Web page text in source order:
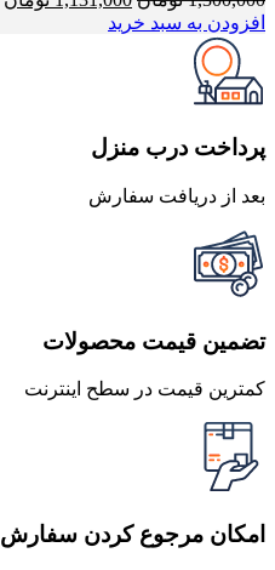
اصلی
افزودن به سبد خرید
پرداخت درب منزل
بعد از دریافت سفارش
تضمین قیمت محصولات
کمترین قیمت در سطح اینترنت
امکان مرجوع کردن سفارش